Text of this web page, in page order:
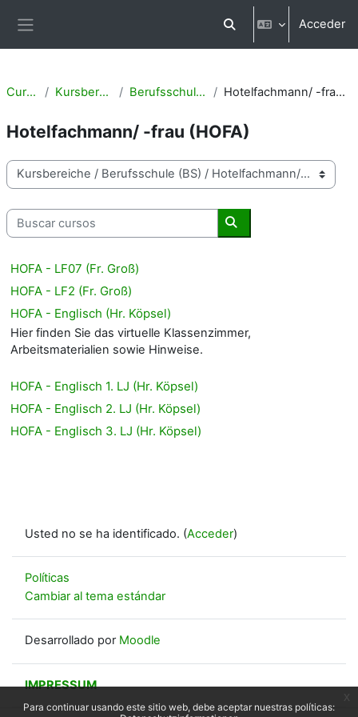
Para continuar usando este sitio web, debe aceptar nuestras políticas:
Selector de búsqueda
Acceder
Cursos Kursbereiche Berufsschule (BS) Hotelfachmann/ -frau (HOFA)
Hotelfachmann/ -frau (HOFA)
Categorías
Buscar cursos
Buscar cursos
HOFA - LF07 (Fr. Groß)
HOFA - LF2 (Fr. Groß)
HOFA - Englisch (Hr. Köpsel)
Hier finden Sie das virtuelle Klassenzimmer,
Arbeitsmaterialien sowie Hinweise.
HOFA - Englisch 1. LJ (Hr. Köpsel)
HOFA - Englisch 2. LJ (Hr. Köpsel)
HOFA - Englisch 3. LJ (Hr. Köpsel)
Usted no se ha identificado. (Acceder)
Políticas
Cambiar al tema estándar
Desarrollado por Moodle
IMPRESSUM